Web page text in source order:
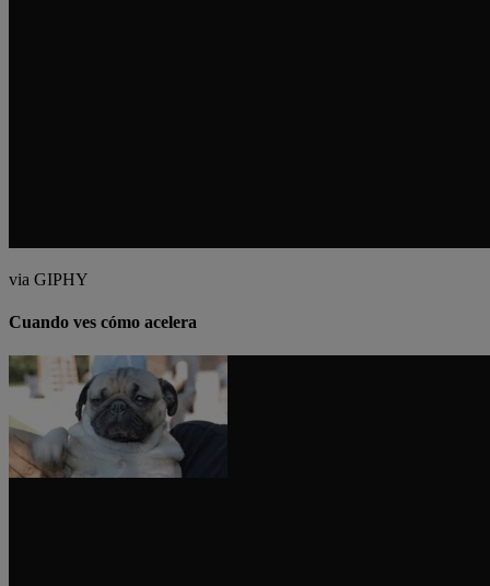
via GIPHY
Cuando ves cómo acelera